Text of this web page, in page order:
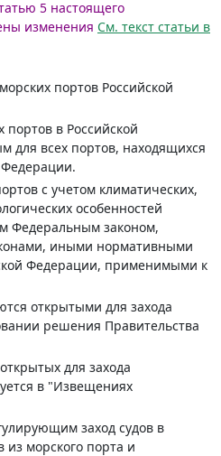
5 настоящего
изменения См. текст статьи в
портов Российской
в Российской
для всех портов, находящихся
с учетом климатических,
особенностей
Федеральным законом,
иными нормативными
Федерации, применимыми к
открытыми для захода
решения Правительства
для захода
в "Извещениях
заход судов в
из морского порта и